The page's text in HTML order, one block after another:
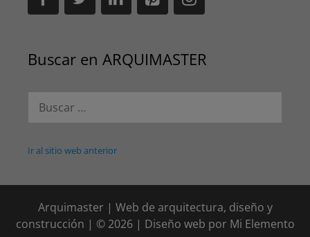
Buscar en ARQUIMASTER
Ir al sitio web anterior
Arquimaster | Web de arquitectura, diseño y
construcción | © 2026 | Diseño web por Mi Elemento